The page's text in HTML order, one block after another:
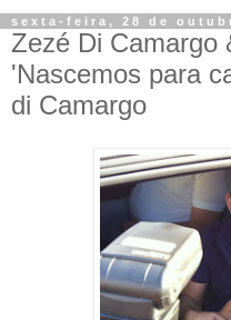
sexta-feira, 28 de
Zezé Di Camargo
'Nascemos para
di Camargo